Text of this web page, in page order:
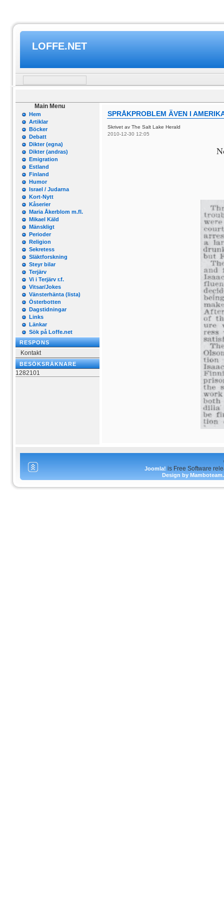
LOFFE.NET
Main Menu
Hem
Artiklar
Böcker
Debatt
Dikter (egna)
Dikter (andras)
Emigration
Estland
Finland
Humor
Israel / Judarna
Kort-Nytt
Kåserier
Maria Åkerblom m.fl.
Mikael Käld
Mänskligt
Perioder
Religion
Sekretess
Släktforskning
Steyr bilar
Terjärv
Vi i Terjärv r.f.
Vitsar/Jokes
Vänsterhänta (lista)
Österbotten
Dagstidningar
Links
Länkar
Sök på Loffe.net
RESPONS
Kontakt
BESÖKSRÄKNARE
1282101
SPRÅKPROBLEM ÄVEN I
Skrivet av The Salt Lake Herald
2010-12-30 12:05
Joomla! is Free Software
Design by